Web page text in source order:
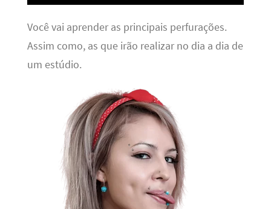
Você vai aprender as principais perfurações.
Assim como, as que irão realizar no dia a dia de
um estúdio.